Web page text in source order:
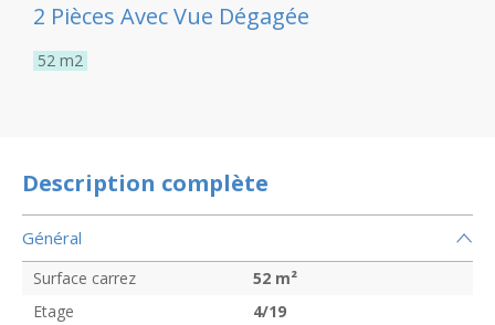
2 Pièces Avec Vue Dégagée
52 m2
Description complète
Général
Surface carrez 52 m²
Etage
4/19